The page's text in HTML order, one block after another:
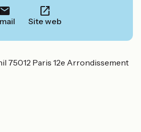
Site web
75012 Paris 12e Arrondissement